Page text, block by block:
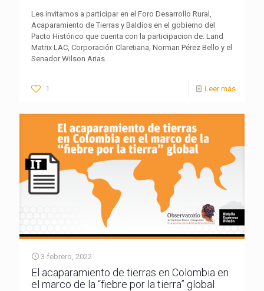
Les invitamos a participar en el Foro Desarrollo Rural,
Acaparamiento de Tierras y Baldíos en el gobierno del
Pacto Histórico que cuenta con la participacion de: Land
Matrix LAC, Corporación Claretiana, Norman Pérez Bello y el
Senador Wilson Arias.
1 Leer más
3 febrero, 2022
El acaparamiento de tierras en Colombia en
el marco de la “fiebre por la tierra” global